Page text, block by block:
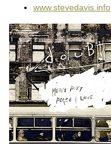
www.stevedavis.info